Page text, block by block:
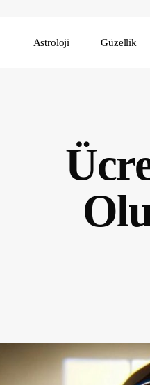
Astroloji Güzellik